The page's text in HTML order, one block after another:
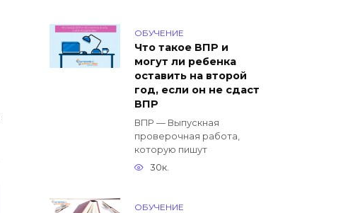
ОБУЧЕНИЕ
Что такое ВПР и
могут ли ребенка
оставить на второй
год, если он не сдаст
ВПР
ВПР — Выпускная
проверочная работа,
которую пишут
30к.
ОБУЧЕНИЕ